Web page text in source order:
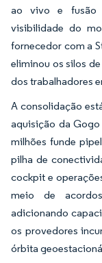
ao vivo e fusão
visibilidade do
fornecedor com a
eliminou os silos
dos trabalhadores
A consolidação
aquisição da
milhões funde
pilha de
cockpit e
meio de
adicionando
os provedores
órbita